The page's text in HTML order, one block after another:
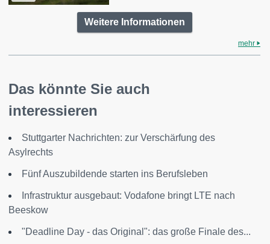
Weitere Informationen
mehr
Das könnte Sie auch
interessieren
Stuttgarter Nachrichten: zur Verschärfung des
Asylrechts
Fünf Auszubildende starten ins Berufsleben
Infrastruktur ausgebaut: Vodafone bringt LTE nach
Beeskow
"Deadline Day - das Original": das große Finale des...